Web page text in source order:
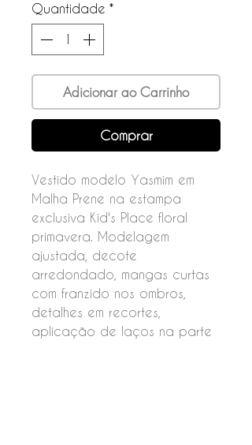
Quantidade *
Adicionar ao Carrinho
Comprar
Vestido modelo Yasmim em
Malha Prene na estampa
exclusiva Kid's Place floral
primavera. Modelagem
ajustada, decote
arredondado, mangas curtas
com franzido nos ombros,
detalhes em recortes,
aplicação de laços na parte